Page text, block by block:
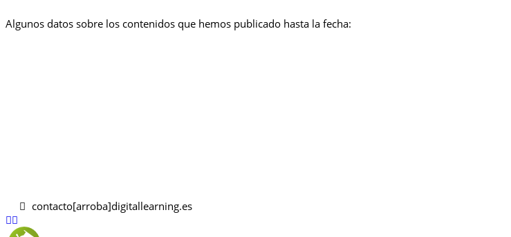
Algunos datos sobre los contenidos que hemos publicado hasta la fecha:
contacto[arroba]digitallearning.es